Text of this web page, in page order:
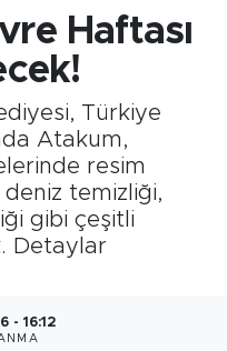
Haftası
Türkiye
Atakum,
resim
deniz temizliği,
gibi çeşitli
Detaylar
- 16:12